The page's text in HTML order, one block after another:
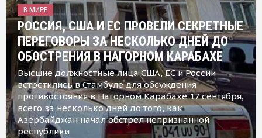
В МИРЕ
РОССИЯ, США И ЕС ПРОВЕЛИ СЕКРЕТНЫЕ
ПЕРЕГОВОРЫ ЗА НЕСКОЛЬКО ДНЕЙ ДО
ОБОСТРЕНИЯ В НАГОРНОМ КАРАБАХЕ
Высшие должностные лица США, ЕС и России
встретились в Стамбуле для обсуждения
противостояния в Нагорном Карабахе 17 сентября,
всего за несколько дней до того, как
Азербайджан начал обстрел непризнанной
республики